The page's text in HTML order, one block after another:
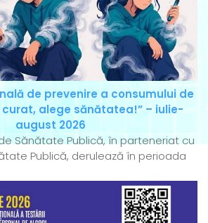
de prevenire a consumului de
curat, alege sănătatea!” – iulie-
august 2026
Sănătate Publică, în parteneriat cu
Publică, derulează în perioada